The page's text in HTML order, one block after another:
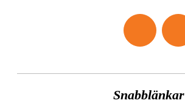
Snabblänkar